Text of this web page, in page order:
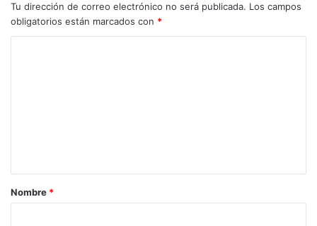
Tu dirección de correo electrónico no será publicada. Los campos
obligatorios están marcados con *
Nombre *